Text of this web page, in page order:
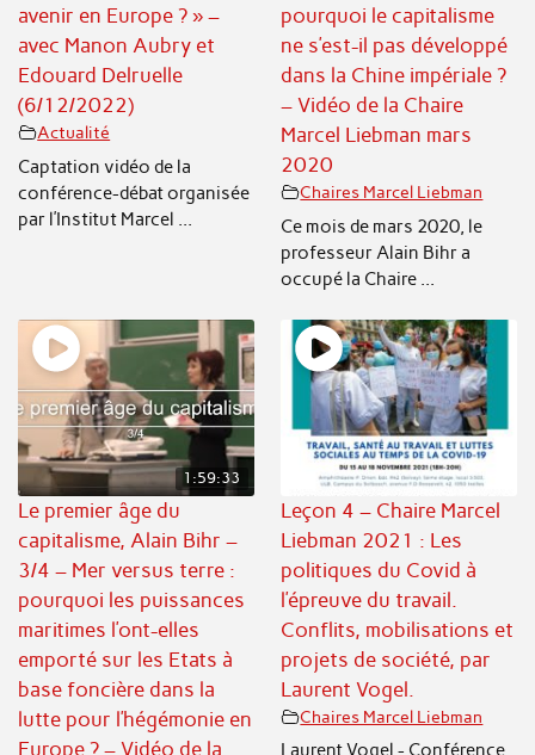
avenir en Europe ? » –
avec Manon Aubry et
Edouard Delruelle
(6/12/2022)
Actualité
Captation vidéo de la
conférence-débat organisée
par l’Institut Marcel ...
pourquoi le capitalisme
ne s’est-il pas développé
dans la Chine impériale ?
– Vidéo de la Chaire
Marcel Liebman mars
2020
Chaires Marcel Liebman
Ce mois de mars 2020, le
professeur Alain Bihr a
occupé la Chaire ...
1:59:33
Le premier âge du
capitalisme, Alain Bihr –
3/4 – Mer versus terre :
pourquoi les puissances
maritimes l’ont-elles
emporté sur les Etats à
base foncière dans la
lutte pour l’hégémonie en
Europe ? – Vidéo de la
Leçon 4 – Chaire Marcel
Liebman 2021 : Les
politiques du Covid à
l’épreuve du travail.
Conflits, mobilisations et
projets de société, par
Laurent Vogel.
Chaires Marcel Liebman
Laurent Vogel - Conférence